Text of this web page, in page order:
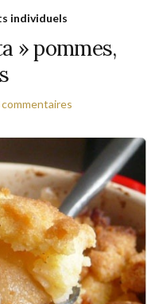
individuels
» pommes,
commentaires